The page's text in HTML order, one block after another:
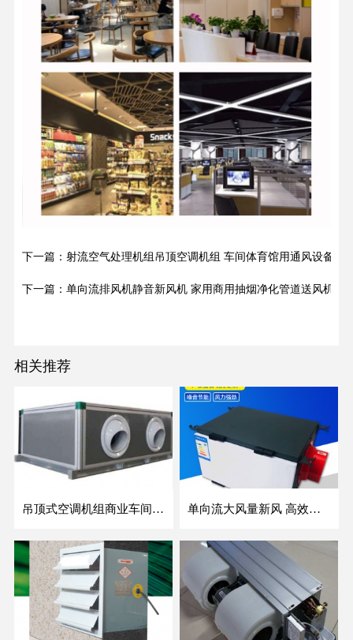
下一篇：射流空气处理机组吊顶空调机组 车间体育馆用通风设备
下一篇：单向流排风机静音新风机 家用商用抽烟净化管道送风机
相关推荐
吊顶式空调机组商业车间防爆新风空调器射流冷暖机组 单向流大风量新风 高效除霾全热交换新风机空气净化